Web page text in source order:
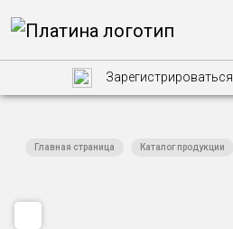
Зарегистрироваться
Главная страница Каталог продукции